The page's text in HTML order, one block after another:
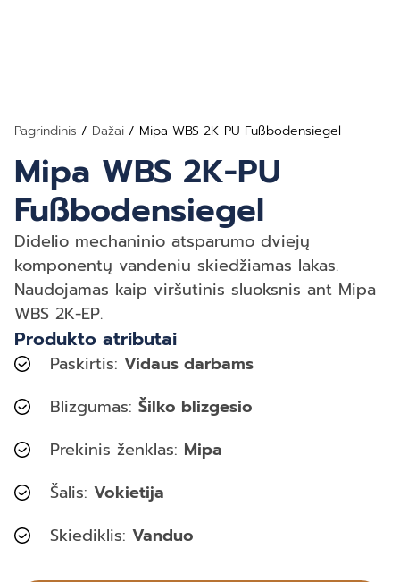
Pagrindinis / Dažai / Mipa WBS 2K-PU Fußbodensiegel
Mipa WBS 2K-PU
Fußbodensiegel
Didelio mechaninio atsparumo dviejų
komponentų vandeniu skiedžiamas lakas.
Naudojamas kaip viršutinis sluoksnis ant Mipa
WBS 2K-EP.
Produkto atributai
Paskirtis: Vidaus darbams
Blizgumas: Šilko blizgesio
Prekinis ženklas: Mipa
Šalis: Vokietija
Skiediklis: Vanduo